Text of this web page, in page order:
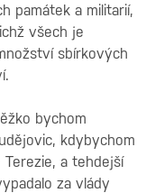
památek a militarií,
všech je
sbírkových
bychom
kdybychom
a tehdejší
za vlády